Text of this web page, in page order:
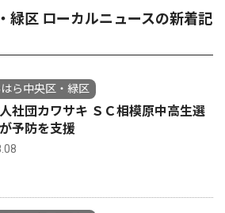
緑区 ローカルニュースの新着記
ら中央区・緑区
社団カワサキ ＳＣ相模原中高生選
予防を支援